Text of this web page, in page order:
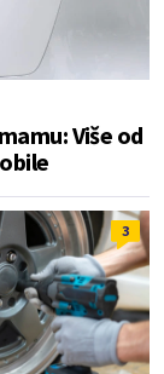
Više od
3